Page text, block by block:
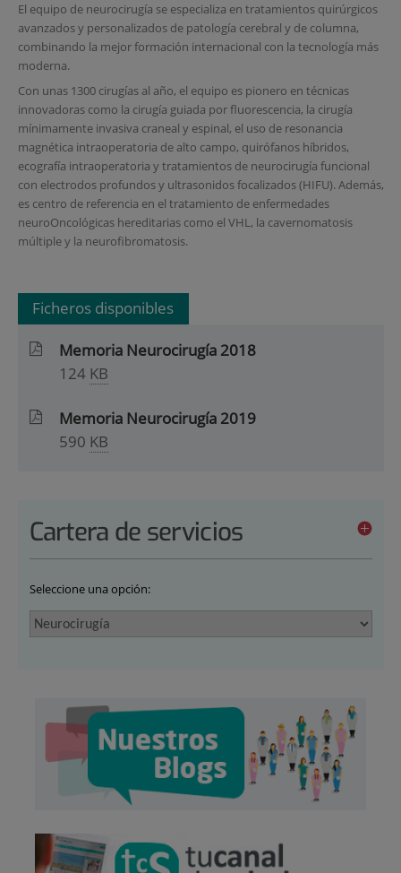
El equipo de neurocirugía se especializa en tratamientos quirúrgicos
avanzados y personalizados de patología cerebral y de columna,
combinando la mejor formación internacional con la tecnología más
moderna.
Con unas 1300 cirugías al año, el equipo es pionero en técnicas
innovadoras como la cirugía guiada por fluorescencia, la cirugía
mínimamente invasiva craneal y espinal, el uso de resonancia
magnética intraoperatoria de alto campo, quirófanos híbridos,
ecografía intraoperatoria y tratamientos de neurocirugía funcional
con electrodos profundos y ultrasonidos focalizados (HIFU). Además,
es centro de referencia en el tratamiento de enfermedades
neuroOncológicas hereditarias como el VHL, la cavernomatosis
múltiple y la neurofibromatosis.
Ficheros disponibles
Memoria Neurocirugía 2018
124 KB
Memoria Neurocirugía 2019
590 KB
Cartera de servicios
Seleccione una opción: